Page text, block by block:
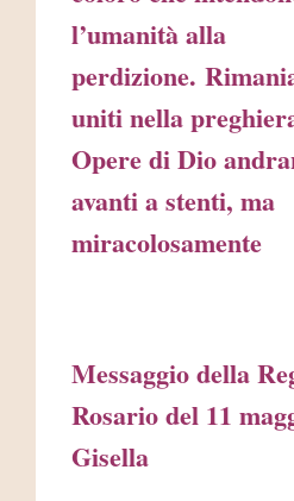
l’umanità alla
perdizione.
uniti nella
Opere di Dio
avanti a stenti, ma
miracolosamente
Messaggio della
Rosario del 11
Gisella